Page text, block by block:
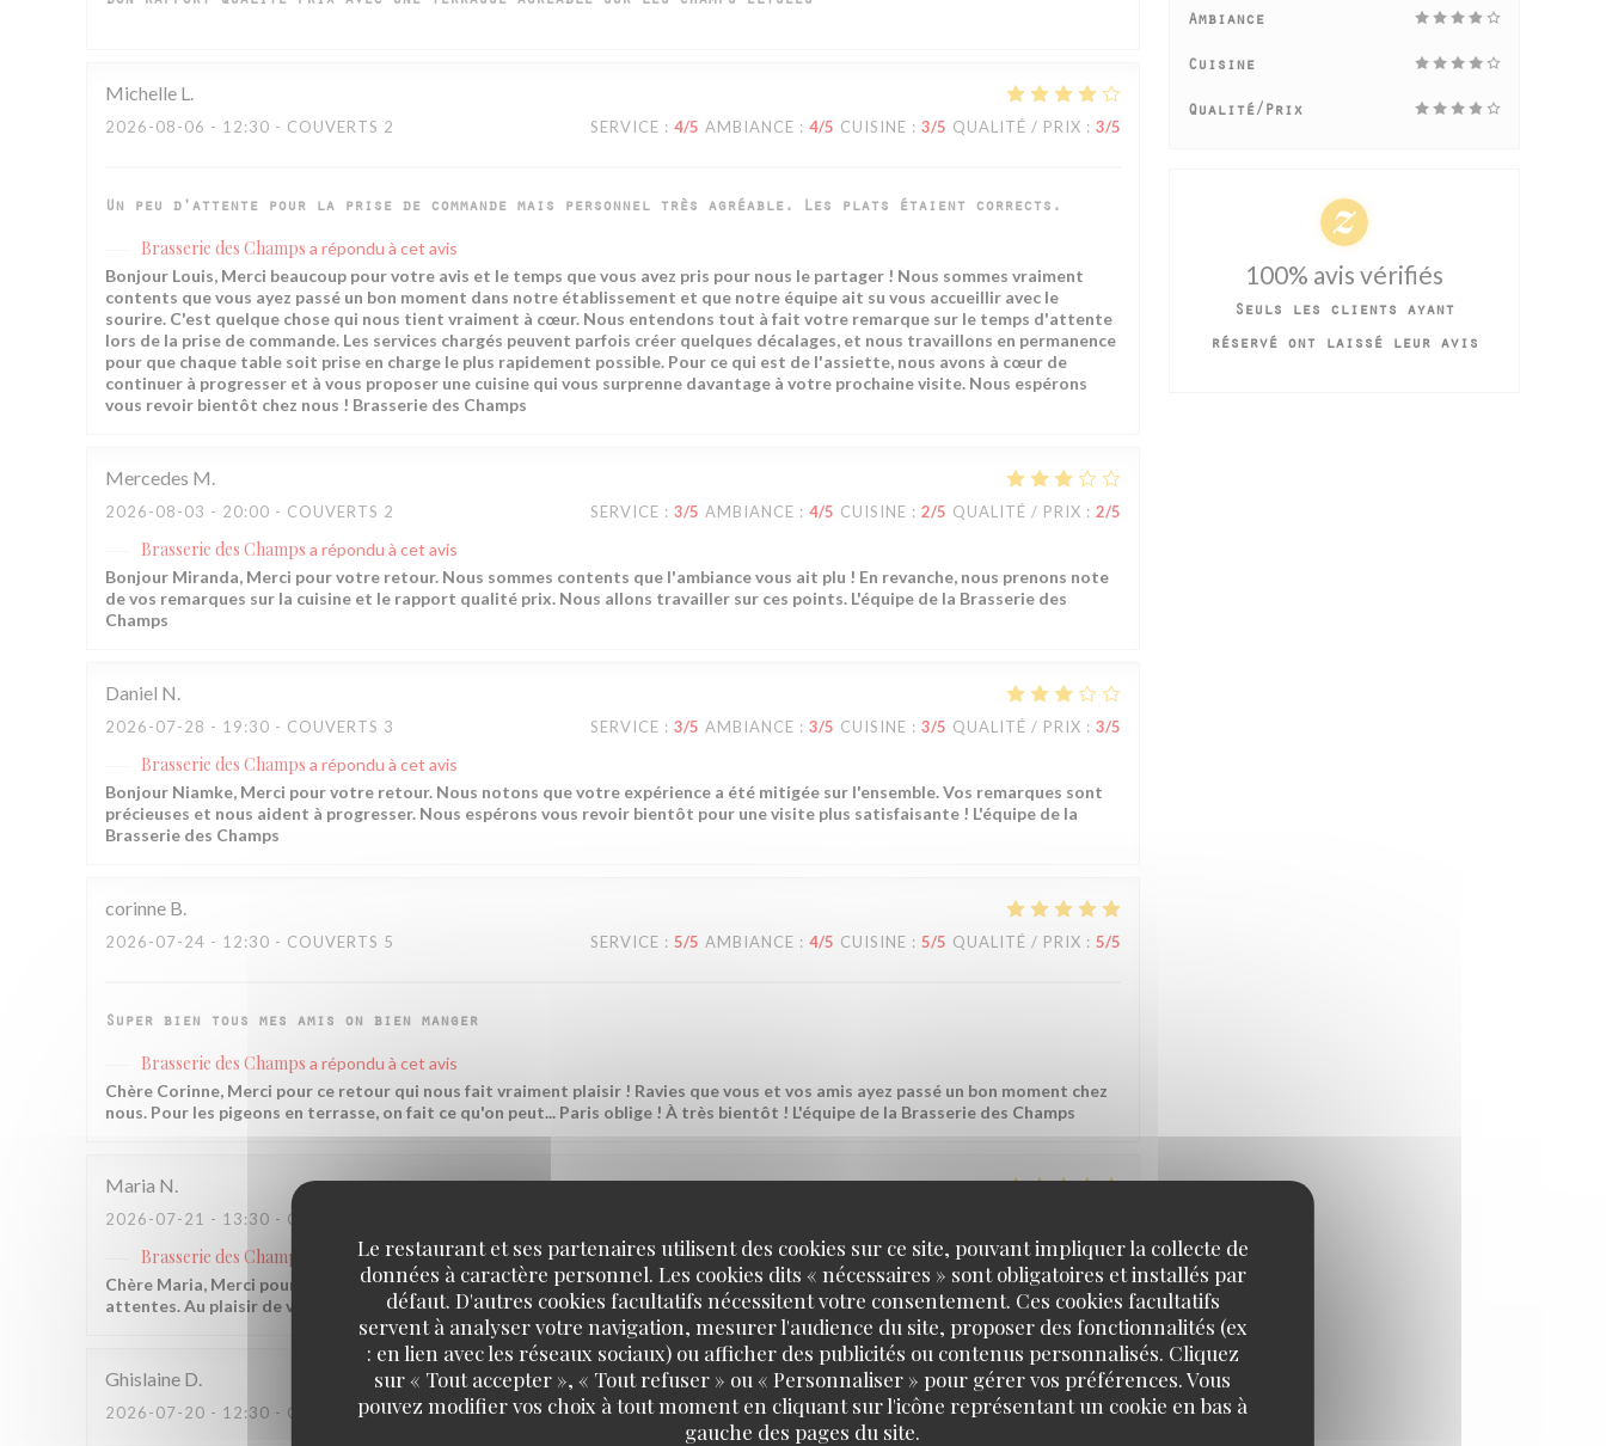
Le restaurant et ses partenaires utilisent des cookies sur ce site, pouvant impliquer la collecte de
données à caractère personnel. Les cookies dits « nécessaires » sont obligatoires et installés par
défaut. D'autres cookies facultatifs nécessitent votre consentement. Ces cookies facultatifs
servent à analyser votre navigation, mesurer l'audience du site, proposer des fonctionnalités (ex
: en lien avec les réseaux sociaux) ou afficher des publicités ou contenus personnalisés. Cliquez
sur « Tout accepter », « Tout refuser » ou « Personnaliser » pour gérer vos préférences. Vous
pouvez modifier vos choix à tout moment en cliquant sur l'icône représentant un cookie en bas à
gauche des pages du site.
Michelle L
2026-08-06 - 12:30 - COUVERTS 2 SERVICE : 4/5 AMBIANCE : 4/5 CUISINE : 3/5 QUALITÉ / PRIX : 3/5
Un peu d'attente pour la prise de commande mais personnel très agréable. Les plats étaient corrects.
Brasserie des Champs a répondu à cet avis
Bonjour Louis, Merci beaucoup pour votre avis et le temps que vous avez pris pour nous le partager ! Nous sommes vraiment
contents que vous ayez passé un bon moment dans notre établissement et que notre équipe ait su vous accueillir avec le
sourire. C'est quelque chose qui nous tient vraiment à cœur. Nous entendons tout à fait votre remarque sur le temps d'attente
lors de la prise de commande. Les services chargés peuvent parfois créer quelques décalages, et nous travaillons en permanence
pour que chaque table soit prise en charge le plus rapidement possible. Pour ce qui est de l'assiette, nous avons à cœur de
continuer à progresser et à vous proposer une cuisine qui vous surprenne davantage à votre prochaine visite. Nous espérons
vous revoir bientôt chez nous ! Brasserie des Champs
Mercedes M
2026-08-03 - 20:00 - COUVERTS 2 SERVICE : 3/5 AMBIANCE : 4/5 CUISINE : 2/5 QUALITÉ / PRIX : 2/5
Brasserie des Champs a répondu à cet avis
Bonjour Miranda, Merci pour votre retour. Nous sommes contents que l'ambiance vous ait plu ! En revanche, nous prenons note
de vos remarques sur la cuisine et le rapport qualité prix. Nous allons travailler sur ces points. L'équipe de la Brasserie des
Champs
Daniel N
2026-07-28 - 19:30 - COUVERTS 3 SERVICE : 3/5 AMBIANCE : 3/5 CUISINE : 3/5 QUALITÉ / PRIX : 3/5
Brasserie des Champs a répondu à cet avis
Bonjour Niamke, Merci pour votre retour. Nous notons que votre expérience a été mitigée sur l'ensemble. Vos remarques sont
précieuses et nous aident à progresser. Nous espérons vous revoir bientôt pour une visite plus satisfaisante ! L'équipe de la
Brasserie des Champs
corinne B
2026-07-24 - 12:30 - COUVERTS 5 SERVICE : 5/5 AMBIANCE : 4/5 CUISINE : 5/5 QUALITÉ / PRIX : 5/5
Super bien tous mes amis on bien manger
Brasserie des Champs a répondu à cet avis
Chère Corinne, Merci pour ce retour qui nous fait vraiment plaisir ! Ravies que vous et vos amis ayez passé un bon moment chez
nous. Pour les pigeons en terrasse, on fait ce qu'on peut... Paris oblige ! À très bientôt ! L'équipe de la Brasserie des Champs
Maria N
2026-07-21 - 13:30 - COUVERTS 95
Brasserie des Champs
a répondu à cet avis
Chère Maria, Merci pour cette belle note, ça nous fait vraiment plaisir ! Nous sommes ravis que tout ait été à la hauteur de vos
attentes. Au plaisir de vous accueillir à nouveau très bientôt ! L'équipe de la Brasserie des Champs
Ghislaine D
2026-07-20 - 12:30 - COUVERTS 2 SERVICE : 5/5 AMBIANCE: 5/5 CUISINE: 5/5 QUALITÉ / PRIX : 5 /5
Ambiance
Cuisine
Qualité/Prix
100% avis vérifiés
Seuls les clients ayant
réservé ont laissé leur avis